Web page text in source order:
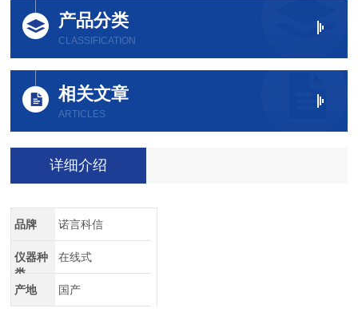
产品分类
CLASSIFICATION
相关文章
ARTICLES
详细介绍
品牌 诺言科信
仪器种
类
在线式
产地 国产